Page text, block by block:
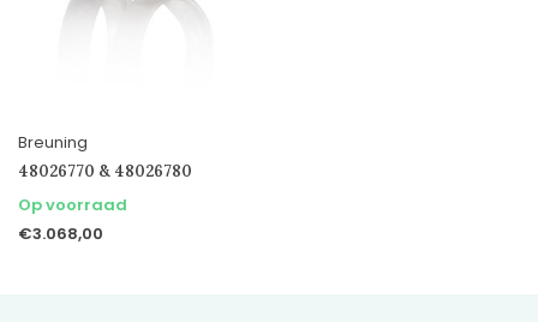
Breuning
48026770 & 48026780
Op voorraad
€3.068,00